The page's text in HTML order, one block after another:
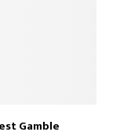
Gamble